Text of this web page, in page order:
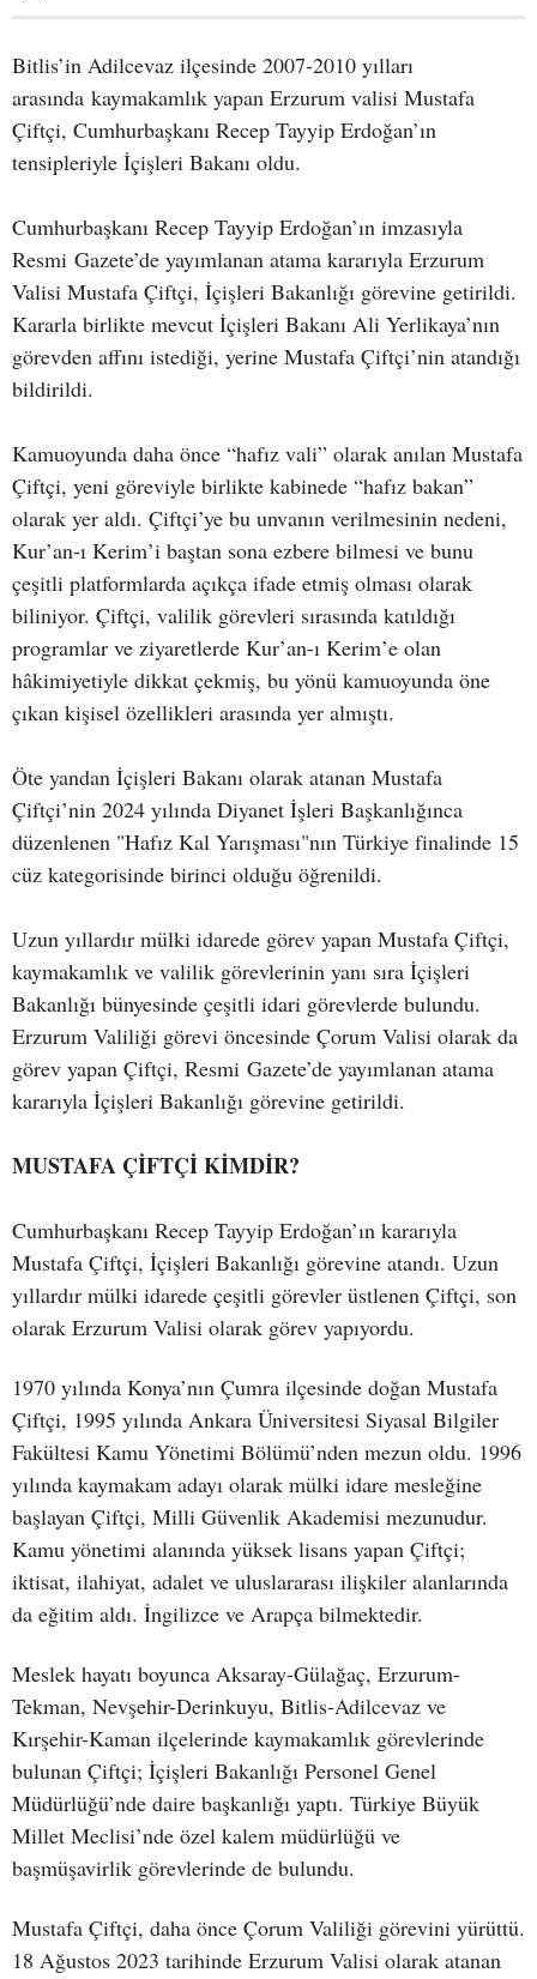
Bitlis’in Adilcevaz ilçesinde 2007-2010 yılları
arasında kaymakamlık yapan Erzurum valisi Mustafa
Çiftçi, Cumhurbaşkanı Recep Tayyip Erdoğan’ın
tensipleriyle İçişleri Bakanı oldu.
Cumhurbaşkanı Recep Tayyip Erdoğan’ın imzasıyla
Resmi Gazete’de yayımlanan atama kararıyla Erzurum
Valisi Mustafa Çiftçi, İçişleri Bakanlığı görevine getirildi.
Kararla birlikte mevcut İçişleri Bakanı Ali Yerlikaya’nın
görevden affını istediği, yerine Mustafa Çiftçi’nin atandığı
bildirildi.
Kamuoyunda daha önce “hafız vali” olarak anılan Mustafa
Çiftçi, yeni göreviyle birlikte kabinede “hafız bakan”
olarak yer aldı. Çiftçi’ye bu unvanın verilmesinin nedeni,
Kur’an-ı Kerim’i baştan sona ezbere bilmesi ve bunu
çeşitli platformlarda açıkça ifade etmiş olması olarak
biliniyor. Çiftçi, valilik görevleri sırasında katıldığı
programlar ve ziyaretlerde Kur’an-ı Kerim’e olan
hâkimiyetiyle dikkat çekmiş, bu yönü kamuoyunda öne
çıkan kişisel özellikleri arasında yer almıştı.
Öte yandan İçişleri Bakanı olarak atanan Mustafa
Çiftçi’nin 2024 yılında Diyanet İşleri Başkanlığınca
düzenlenen "Hafız Kal Yarışması"nın Türkiye finalinde 15
cüz kategorisinde birinci olduğu öğrenildi.
Uzun yıllardır mülki idarede görev yapan Mustafa Çiftçi,
kaymakamlık ve valilik görevlerinin yanı sıra İçişleri
Bakanlığı bünyesinde çeşitli idari görevlerde bulundu.
Erzurum Valiliği görevi öncesinde Çorum Valisi olarak da
görev yapan Çiftçi, Resmi Gazete’de yayımlanan atama
kararıyla İçişleri Bakanlığı görevine getirildi.
MUSTAFA ÇİFTÇİ KİMDİR?
Cumhurbaşkanı Recep Tayyip Erdoğan’ın kararıyla
Mustafa Çiftçi, İçişleri Bakanlığı görevine atandı. Uzun
yıllardır mülki idarede çeşitli görevler üstlenen Çiftçi, son
olarak Erzurum Valisi olarak görev yapıyordu.
1970 yılında Konya’nın Çumra ilçesinde doğan Mustafa
Çiftçi, 1995 yılında Ankara Üniversitesi Siyasal Bilgiler
Fakültesi Kamu Yönetimi Bölümü’nden mezun oldu. 1996
yılında kaymakam adayı olarak mülki idare mesleğine
başlayan Çiftçi, Milli Güvenlik Akademisi mezunudur.
Kamu yönetimi alanında yüksek lisans yapan Çiftçi;
iktisat, ilahiyat, adalet ve uluslararası ilişkiler alanlarında
da eğitim aldı. İngilizce ve Arapça bilmektedir.
Meslek hayatı boyunca Aksaray-Gülağaç, Erzurum-
Tekman, Nevşehir-Derinkuyu, Bitlis-Adilcevaz ve
Kırşehir-Kaman ilçelerinde kaymakamlık görevlerinde
bulunan Çiftçi; İçişleri Bakanlığı Personel Genel
Müdürlüğü’nde daire başkanlığı yaptı. Türkiye Büyük
Millet Meclisi’nde özel kalem müdürlüğü ve
başmüşavirlik görevlerinde de bulundu.
Mustafa Çiftçi, daha önce Çorum Valiliği görevini yürüttü.
18 Ağustos 2023 tarihinde Erzurum Valisi olarak atanan